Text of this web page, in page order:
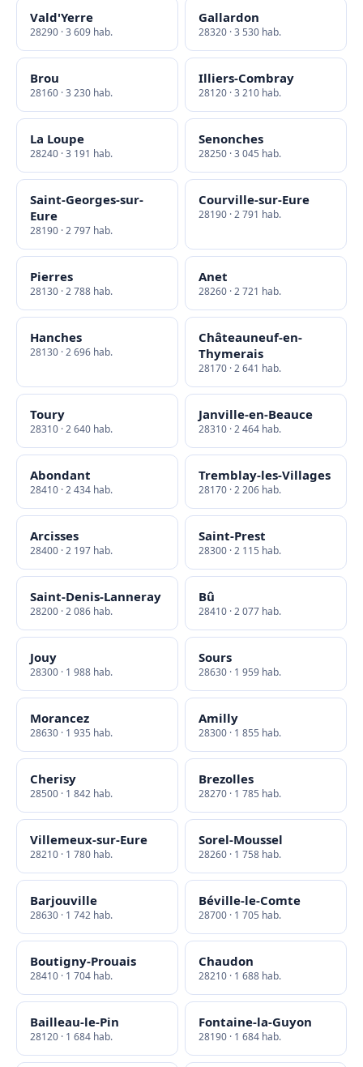
Vald'Yerre
28290 · 3 609 hab.
Gallardon
28320 · 3 530 hab.
Brou
28160 · 3 230 hab.
Illiers-Combray
28120 · 3 210 hab.
La Loupe
28240 · 3 191 hab.
Senonches
28250 · 3 045 hab.
Saint-Georges-sur-
Eure
28190 · 2 797 hab.
Courville-sur-Eure
28190 · 2 791 hab.
Pierres
28130 · 2 788 hab.
Anet
28260 · 2 721 hab.
Hanches
28130 · 2 696 hab.
Châteauneuf-en-
Thymerais
28170 · 2 641 hab.
Toury
28310 · 2 640 hab.
Janville-en-Beauce
28310 · 2 464 hab.
Abondant
28410 · 2 434 hab.
Tremblay-les-Villages
28170 · 2 206 hab.
Arcisses
28400 · 2 197 hab.
Saint-Prest
28300 · 2 115 hab.
Saint-Denis-Lanneray
28200 · 2 086 hab.
Bû
28410 · 2 077 hab.
Jouy
28300 · 1 988 hab.
Sours
28630 · 1 959 hab.
Morancez
28630 · 1 935 hab.
Amilly
28300 · 1 855 hab.
Cherisy
28500 · 1 842 hab.
Brezolles
28270 · 1 785 hab.
Villemeux-sur-Eure
28210 · 1 780 hab.
Sorel-Moussel
28260 · 1 758 hab.
Barjouville
28630 · 1 742 hab.
Béville-le-Comte
28700 · 1 705 hab.
Boutigny-Prouais
28410 · 1 704 hab.
Chaudon
28210 · 1 688 hab.
Bailleau-le-Pin
28120 · 1 684 hab.
Fontaine-la-Guyon
28190 · 1 684 hab.